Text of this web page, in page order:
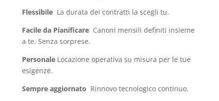
Flessibile La durata dei contratti la scegli tu.
Facile da Pianificare Canoni mensili definiti insieme
a te. Senza sorprese.
Personale Locazione operativa su misura per le tue
esigenze.
Sempre aggiornato Rinnovo tecnologico continuo.